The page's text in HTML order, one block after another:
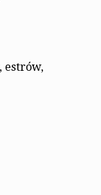
estrów,